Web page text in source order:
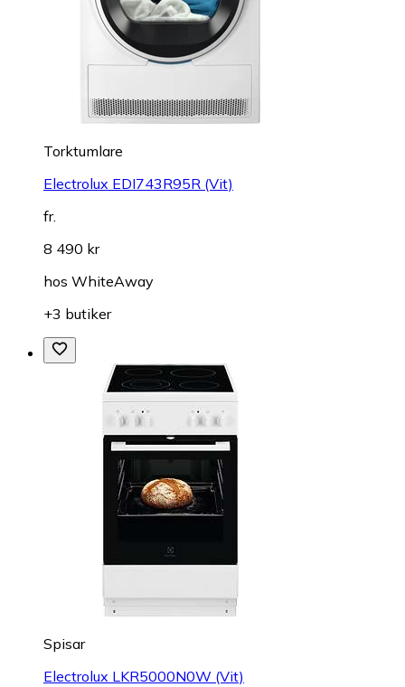
Torktumlare
Electrolux EDI743R95R (Vit)
fr.
8 490 kr
hos WhiteAway
+3 butiker
Spisar
Electrolux LKR5000N0W (Vit)